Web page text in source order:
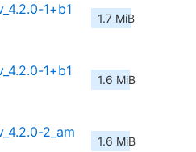
1+b1
1.7 MiB
1+b1
1.6 MiB
2_am
1.6 MiB